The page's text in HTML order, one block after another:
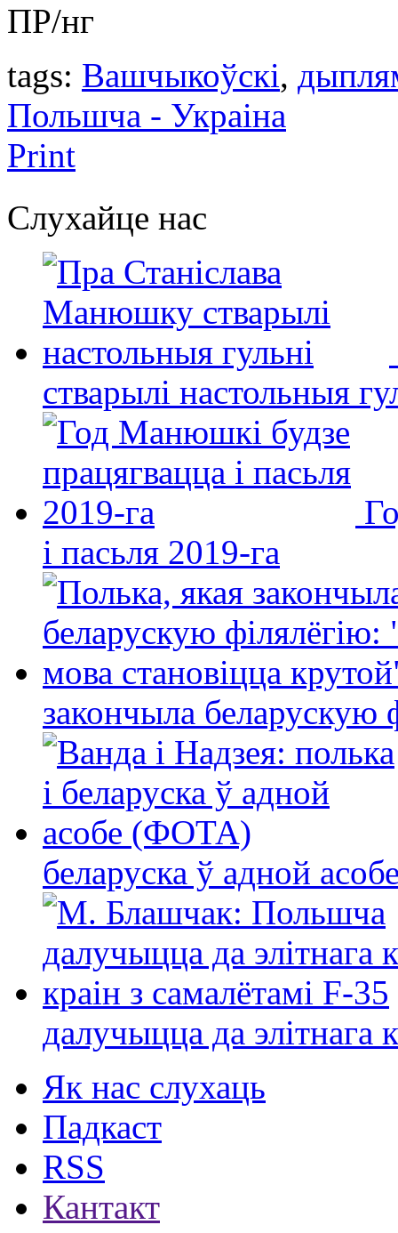
ПР/нг
tags: Вашчыкоўскі,
Польшча - Украіна
Print
Слухайце нас
стварылі настольныя
і пасьля 2019-га
закончыла беларускую
беларуска ў адной
далучыцца да элітнага
Як нас слухаць
Падкаст
RSS
Кантакт